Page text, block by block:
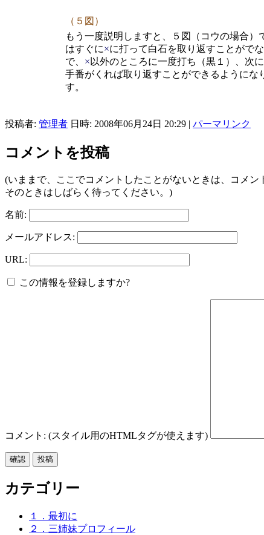
（５図）
もう一度説明しますと、５図（コウの場合）
はすぐに×に打って白石を取り返すことがで
で、 × 以外のところに一度打ち（黒１）、次
手番がくれば取り返すことができるようにな
す。
投稿者: 管理者 日時: 2008年06月24日 20:29 | パーマリンク
コメントを投稿
(いままで、ここでコメントしたことがないときは、コメ
そのときはしばらく待ってください。)
名前:
メールアドレス:
URL:
この情報を登録しますか?
コメント: (スタイル用のHTMLタグが使えます)
カテゴリー
１．最初に
２．三姉妹プロフィール